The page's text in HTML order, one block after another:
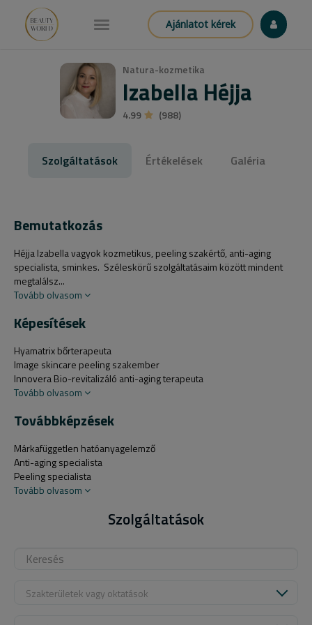
Ajánlatot kérek
Natura-kozmetika
Izabella Héjja
4.99 (988)
Szolgáltatások Értékelések Galéria
Bemutatkozás
Héjja Izabella vagyok kozmetikus, peeling szakértő, anti-aging
specialista, sminkes. Széleskörű szolgáltatásaim között mindent
megtalálsz...
Tovább olvasom
Képesítések
Hyamatrix bőrterapeuta
Image skincare peeling szakember
Innovera Bio-revitalizáló anti-aging terapeuta
Tovább olvasom
Továbbképzések
Márkafüggetlen hatóanyagelemző
Anti-aging specialista
Peeling specialista
Tovább olvasom
Szolgáltatások
Szakterületek vagy oktatások